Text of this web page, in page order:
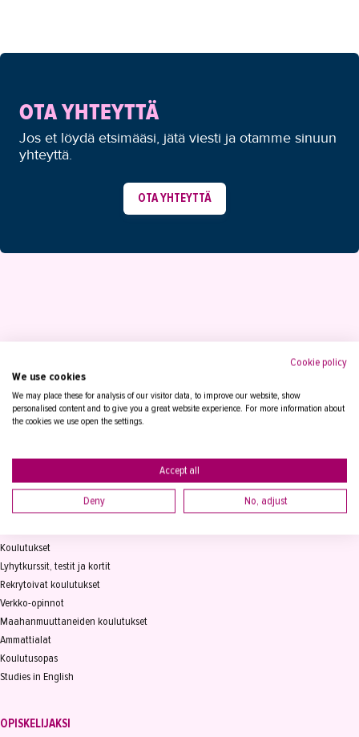
OTA YHTEYTTÄ
Jos et löydä etsimääsi, jätä viesti ja otamme sinuun
yhteyttä.
OTA YHTEYTTÄ
Tampereen Aikuiskoulutuskeskus
PL 15, 33821 Tampere
Vaihde03 2361 111
Koulutukset
Lyhytkurssit, testit ja kortit
Rekrytoivat koulutukset
Verkko-opinnot
Maahanmuuttaneiden koulutukset
Ammattialat
Koulutusopas
Studies in English
OPISKELIJAKSI
Cookie policy
We use cookies
We may place these for analysis of our visitor data, to improve our website, show
personalised content and to give you a great website experience. For more information about
the cookies we use open the settings.
Accept all
Deny No, adjust